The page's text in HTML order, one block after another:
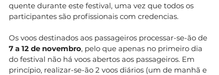
quente durante este festival, uma vez que todos os
participantes são profissionais com credencias.
Os voos destinados aos passageiros processar-se-ão de
7 a 12 de novembro, pelo que apenas no primeiro dia
do festival não há voos abertos aos passageiros. Em
princípio, realizar-se-ão 2 voos diários (um de manhã e